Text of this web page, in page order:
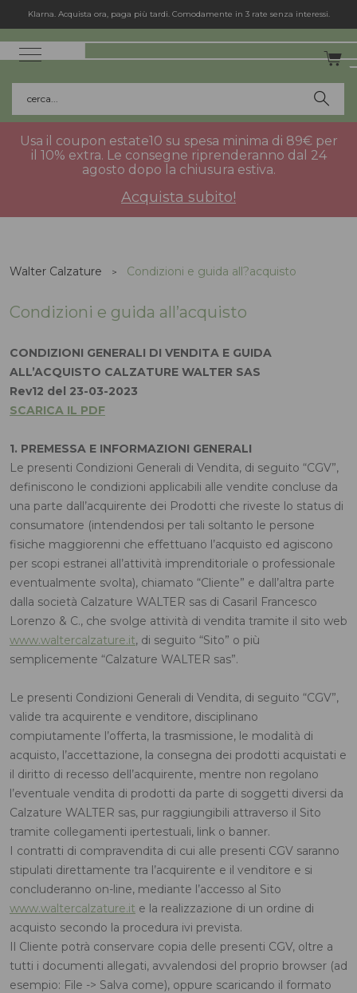
Spedizione gratuita in Italia per gli ordini superiori a 75€.
cerca...
Usa il coupon estate10 su spesa minima di 89€ per
il 10% extra. Le consegne riprenderanno dal 24
agosto dopo la chiusura estiva.
Acquista subito!
Walter Calzature Condizioni e guida all?acquisto
Condizioni e guida all’acquisto
CONDIZIONI GENERALI DI VENDITA E GUIDA
ALL’ACQUISTO CALZATURE WALTER SAS
Rev12 del 23-03-2023
SCARICA IL PDF
1. PREMESSA E INFORMAZIONI GENERALI
Le presenti Condizioni Generali di Vendita, di seguito “CGV”,
definiscono le condizioni applicabili alle vendite concluse da
una parte dall’acquirente dei Prodotti che riveste lo status di
consumatore (intendendosi per tali soltanto le persone
fisiche maggiorenni che effettuano l’acquisto ed agiscono
per scopi estranei all’attività imprenditoriale o professionale
eventualmente svolta), chiamato “Cliente” e dall’altra parte
dalla società Calzature WALTER sas di Casaril Francesco
Lorenzo & C., che svolge attività di vendita tramite il sito web
www.waltercalzature.it, di seguito “Sito” o più
semplicemente “Calzature WALTER sas”.
Le presenti Condizioni Generali di Vendita, di seguito “CGV”,
valide tra acquirente e venditore, disciplinano
compiutamente l’offerta, la trasmissione, le modalità di
acquisto, l’accettazione, la consegna dei prodotti acquistati e
il diritto di recesso dell’acquirente, mentre non regolano
l’eventuale vendita di prodotti da parte di soggetti diversi da
Calzature WALTER sas, pur raggiungibili attraverso il Sito
tramite collegamenti ipertestuali, link o banner.
I contratti di compravendita di cui alle presenti CGV saranno
stipulati direttamente tra l’acquirente e il venditore e si
concluderanno on-line, mediante l’accesso al Sito
www.waltercalzature.it e la realizzazione di un ordine di
acquisto secondo la procedura ivi prevista.
Il Cliente potrà conservare copia delle presenti CGV, oltre a
tutti i documenti allegati, avvalendosi del proprio browser (ad
esempio: File -> Salva come), oppure scaricando il formato